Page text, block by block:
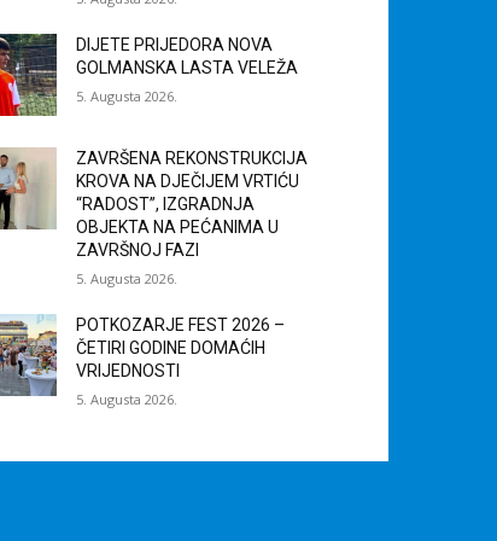
DIJETE PRIJEDORA NOVA
GOLMANSKA LASTA VELEŽA
5. Augusta 2026.
ZAVRŠENA REKONSTRUKCIJA
KROVA NA DJEČIJEM VRTIĆU
“RADOST”, IZGRADNJA
OBJEKTA NA PEĆANIMA U
ZAVRŠNOJ FAZI
5. Augusta 2026.
POTKOZARJE FEST 2026 –
ČETIRI GODINE DOMAĆIH
VRIJEDNOSTI
5. Augusta 2026.